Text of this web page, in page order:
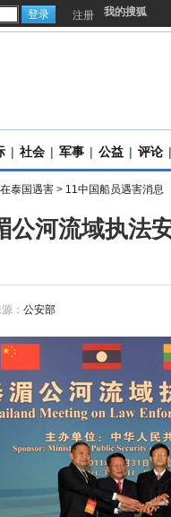
注册 我的搜狐
| 社会 | 军事 | 公益 | 评论 |
泰国遇害 > 11中国船员遇害消息
公河流域执法
： 公安部